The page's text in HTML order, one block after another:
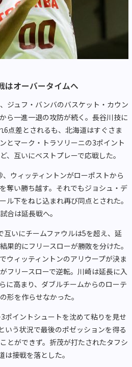
はオーバータイムへ
ジュフ・バンバのバスケット・カウン
ら一進一退の攻防が続く。長谷川技に
点差とされるも、北海道はすぐさま
とマーク・トラソリーニの3ポイント
、互いにベストプレーで応戦した。
ウィッティントンがローポストから
奪い勝ち越す。それでもジョシュ・デ
ル下をねじ込まれ再び同点とされた。
合は延長戦へ。
いにチームファウルは5を超え、延
果的にフリースローが勝敗を分けた。
ウィッティントンのアリウープが決ま
フリースローで逆転。川崎は延長に入
に高まり、ダブルチームからのローテ
形を作らせなかった。
ポイントシュートを沈めて粘りを見せ
いう状況で最後のポゼッションを得る
とができず。折茂が打たされたタフシ
接戦を落とした。